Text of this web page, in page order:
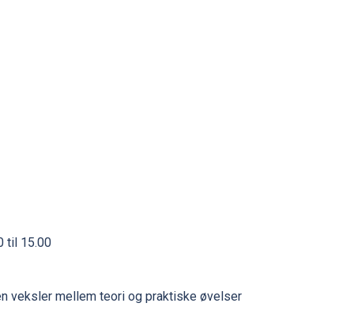
til 15.00
veksler mellem teori og praktiske øvelser